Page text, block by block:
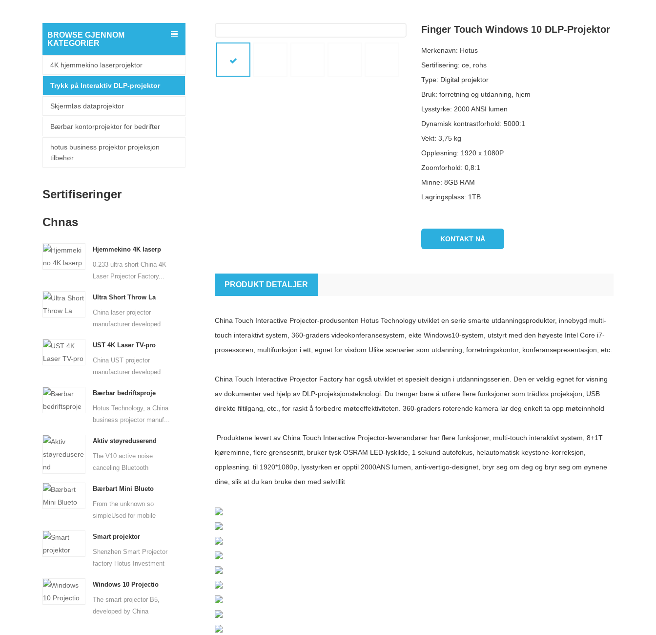
BROWSE GJENNOM
KATEGORIER
4K hjemmekino laserprojektor
Trykk på Interaktiv DLP-projektor
Skjermløs dataprojektor
Bærbar kontorprojektor for bedrifter
hotus business projektor projeksjon
tilbehør
Sertifiseringer
Chnas
Hjemmekino 4K laserp
0.233 ultra-short China 4K
Laser Projector Factory...
Ultra Short Throw La
China laser projector
manufacturer developed
UST 4K Laser TV-pro
China UST projector
manufacturer developed
Bærbar bedriftsproje
Hotus Technology, a China
business projector manuf...
Aktiv støyreduserend
The V10 active noise
canceling Bluetooth
Bærbart Mini Blueto
From the unknown so
simpleUsed for mobile
Smart projektor
Shenzhen Smart Projector
factory Hotus Investment
Windows 10 Projectio
The smart projector B5,
developed by China
Finger Touch Windows 10 DLP-Projektor
Merkenavn: Hotus
Sertifisering: ce, rohs
Type: Digital projektor
Bruk: forretning og utdanning, hjem
Lysstyrke: 2000 ANSI lumen
Dynamisk kontrastforhold: 5000:1
Vekt: 3,75 kg
Oppløsning: 1920 x 1080P
Zoomforhold: 0,8:1
Minne: 8GB RAM
Lagringsplass: 1TB
KONTAKT NÅ
PRODUKT DETALJER
China Touch Interactive Projector-produsenten Hotus Technology utviklet en serie smarte utdanningsprodukter, innebygd multi-
touch interaktivt system, 360-graders videokonferansesystem, ekte Windows10-system, utstyrt med den høyeste Intel Core i7-
prosessoren, multifunksjon i ett, egnet for visdom Ulike scenarier som utdanning, forretningskontor, konferansepresentasjon, etc.
China Touch Interactive Projector Factory har også utviklet et spesielt design i utdanningsserien. Den er veldig egnet for visning
av dokumenter ved hjelp av DLP-projeksjonsteknologi. Du trenger bare å utføre flere funksjoner som trådløs projeksjon, USB
direkte filtilgang, etc., for raskt å forbedre møteeffektiviteten. 360-graders roterende kamera lar deg enkelt ta opp møteinnhold
Produktene levert av China Touch Interactive Projector-leverandører har flere funksjoner, multi-touch interaktivt system, 8+1T
kjøreminne, flere grensesnitt, bruker tysk OSRAM LED-lyskilde, 1 sekund autofokus, helautomatisk keystone-korreksjon,
oppløsning. til 1920*1080p, lysstyrken er opptil 2000ANS lumen, anti-vertigo-designet, bryr seg om deg og bryr seg om øynene
dine, slik at du kan bruke den med selvtillit